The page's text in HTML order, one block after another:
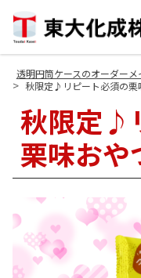
透明円筒ケースのオーダー
> 秋限定♪リピート必須の
秋限定♪
栗味お
Site
Footer